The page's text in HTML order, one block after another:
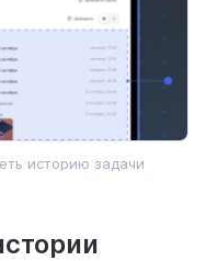
историю задачи